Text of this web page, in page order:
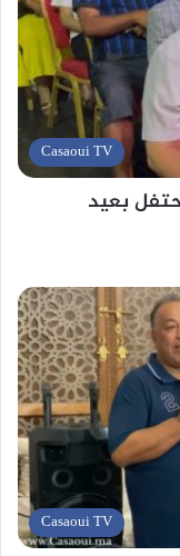
Casaoui TV
بعيد
Casaoui TV